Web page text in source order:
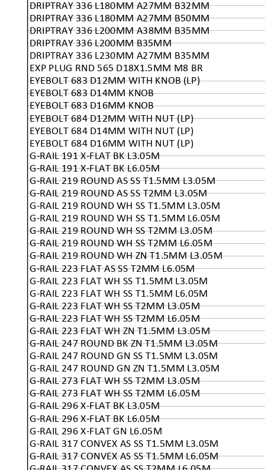
DRIPTRAY 336 L180MM A27MM B32MM
DRIPTRAY 336 L180MM A27MM B50MM
DRIPTRAY 336 L200MM A38MM B35MM
DRIPTRAY 336 L200MM B35MM
DRIPTRAY 336 L230MM A27MM B35MM
EXP PLUG RND 565 D18X1.5MM M8 BR
EYEBOLT 683 D12MM WITH KNOB (LP)
EYEBOLT 683 D14MM KNOB
EYEBOLT 683 D16MM KNOB
EYEBOLT 684 D12MM WITH NUT (LP)
EYEBOLT 684 D14MM WITH NUT (LP)
EYEBOLT 684 D16MM WITH NUT (LP)
G-RAIL 191 X-FLAT BK L3.05M
G-RAIL 191 X-FLAT BK L6.05M
G-RAIL 219 ROUND AS SS T1.5MM L3.05M
G-RAIL 219 ROUND AS SS T2MM L3.05M
G-RAIL 219 ROUND WH SS T1.5MM L3.05M
G-RAIL 219 ROUND WH SS T1.5MM L6.05M
G-RAIL 219 ROUND WH SS T2MM L3.05M
G-RAIL 219 ROUND WH SS T2MM L6.05M
G-RAIL 219 ROUND WH ZN T1.5MM L3.05M
G-RAIL 223 FLAT AS SS T2MM L6.05M
G-RAIL 223 FLAT WH SS T1.5MM L3.05M
G-RAIL 223 FLAT WH SS T1.5MM L6.05M
G-RAIL 223 FLAT WH SS T2MM L3.05M
G-RAIL 223 FLAT WH SS T2MM L6.05M
G-RAIL 223 FLAT WH ZN T1.5MM L3.05M
G-RAIL 247 ROUND BK ZN T1.5MM L3.05M
G-RAIL 247 ROUND GN SS T1.5MM L3.05M
G-RAIL 247 ROUND GN ZN T1.5MM L3.05M
G-RAIL 273 FLAT WH SS T2MM L3.05M
G-RAIL 273 FLAT WH SS T2MM L6.05M
G-RAIL 296 X-FLAT BK L3.05M
G-RAIL 296 X-FLAT BK L6.05M
G-RAIL 296 X-FLAT GN L6.05M
G-RAIL 317 CONVEX AS SS T1.5MM L3.05M
G-RAIL 317 CONVEX AS SS T1.5MM L6.05M